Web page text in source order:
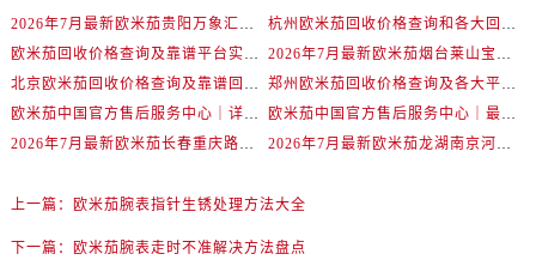
辽宁省阜新市海州区解放大街欧米茄售后服务中心（需提前预约）
辽宁省葫芦岛市连山区中央路欧米茄售后服务中心（需提前预约）
辽宁省锦州市古塔区中央大街欧米茄售后服务中心（需提前预约）
辽宁省辽阳市白塔区新运大街欧米茄售后服务中心（需提前预约）
2026年7月最新欧米茄贵阳万象汇维修保养服务电话
杭州欧米茄回收价格查询和各大回收平台实测排行（2026年7月最新数据）
欧米茄回收价格查询及靠谱平台实测排行(2026年7月最新)
2026年7月最新欧米茄烟台莱山宝龙广场维修保养服务电话
北京欧米茄回收价格查询及靠谱回收平台实测排行（2026年7月最新数据）
郑州欧米茄回收价格查询及各大平台实测排行(2026年7月最新数据)
欧米茄中国官方售后服务中心｜详细地址与售后电话权威信息通知（2026年7月最新）
欧米茄中国官方售后服务中心｜最新维修地址及官方电话权威信息通告（2026年7月最新）
2026年7月最新欧米茄长春重庆路万达广场维修保养服务电话
2026年7月最新欧米茄龙湖南京河西天街维修保养服务电话
上一篇： 欧米茄腕表指针生锈处理方法大全
下一篇： 欧米茄腕表走时不准解决方法盘点